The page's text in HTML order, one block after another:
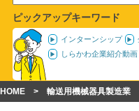
ピックアップキーワード
インターンシップ
しらかわ企業紹介動画
HOME 輸送用機械器具製造業